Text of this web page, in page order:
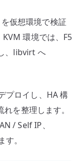
仮想環境で検証
環境では、F5
、libvirt へ
プロイし、HA 構
を整理します。
/ Self IP、
。